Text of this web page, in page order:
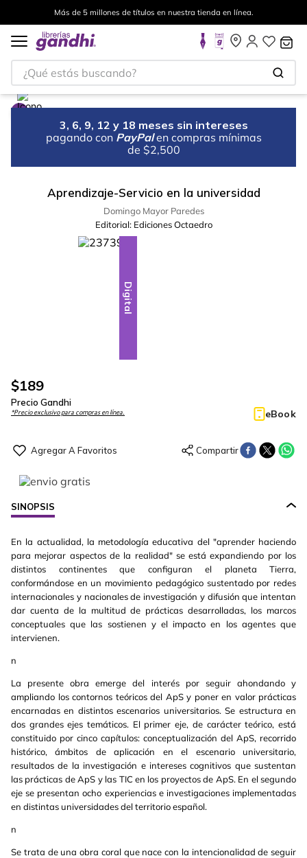
Más de 5 millones de títulos en nuestra tienda en línea.
¿Qué estás buscando?
3, 6, 9, 12 y 18 meses sin intereses
pagando con PayPal en compras mínimas
de $2,500
Aprendizaje-Servicio en la universidad
Domingo Mayor Paredes
Editorial: Ediciones Octaedro
Digital
$189
Precio Gandhi
*Precio exclusivo para compras en línea. eBook
SINOPSIS
En la actualidad, la metodología educativa del "aprender haciendo
para mejorar aspectos de la realidad" se está expandiendo por los
distintos continentes que configuran el planeta Tierra,
conformándose en un movimiento pedagógico sustentado por redes
internacionales y nacionales de investigación y difusión que intentan
dar cuenta de la multitud de prácticas desarrolladas, los marcos
conceptuales que las sostienen y el impacto en los agentes que
intervienen.
n
La presente obra emerge del interés por seguir ahondando y
ampliando los contornos teóricos del ApS y poner en valor prácticas
encarnadas en distintos escenarios universitarios. Se estructura en
dos grandes ejes temáticos. El primer eje, de carácter teórico, está
constituido por cinco capítulos: conceptualización del ApS, recorrido
histórico, ámbitos de aplicación en el escenario universitario,
resultados de la investigación e intereses cognitivos que sustentan
las prácticas de ApS y las TIC en los proyectos de ApS. En el segundo
eje se presentan ocho experiencias e investigaciones implementadas
en distintas universidades del territorio español.
n
Se trata de una obra coral que nace con la intencionalidad de seguir